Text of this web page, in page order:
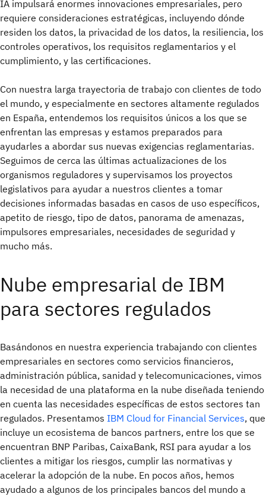
IA impulsará enormes innovaciones empresariales, pero
requiere consideraciones estratégicas, incluyendo dónde
residen los datos, la privacidad de los datos, la resiliencia, los
controles operativos, los requisitos reglamentarios y el
cumplimiento, y las certificaciones.
Con nuestra larga trayectoria de trabajo con clientes de todo
el mundo, y especialmente en sectores altamente regulados
en España, entendemos los requisitos únicos a los que se
enfrentan las empresas y estamos preparados para
ayudarles a abordar sus nuevas exigencias reglamentarias.
Seguimos de cerca las últimas actualizaciones de los
organismos reguladores y supervisamos los proyectos
legislativos para ayudar a nuestros clientes a tomar
decisiones informadas basadas en casos de uso específicos,
apetito de riesgo, tipo de datos, panorama de amenazas,
impulsores empresariales, necesidades de seguridad y
mucho más.
Nube empresarial de IBM
para sectores regulados
Basándonos en nuestra experiencia trabajando con clientes
empresariales en sectores como servicios financieros,
administración pública, sanidad y telecomunicaciones, vimos
la necesidad de una plataforma en la nube diseñada teniendo
en cuenta las necesidades específicas de estos sectores tan
regulados. Presentamos IBM Cloud for Financial Services, que
incluye un ecosistema de bancos partners, entre los que se
encuentran BNP Paribas, CaixaBank, RSI para ayudar a los
clientes a mitigar los riesgos, cumplir las normativas y
acelerar la adopción de la nube. En pocos años, hemos
ayudado a algunos de los principales bancos del mundo a